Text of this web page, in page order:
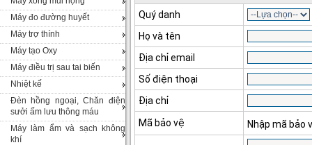
Máy đo đường huyết
Máy trợ thính
Máy tạo Oxy
Máy điều trị sau tai biến
Nhiệt kế
Đèn hồng ngoại, Chăn điện
sưởi ấm lưu thông máu
Máy làm ẩm và sạch không
khí
Quý danh
Họ và tên
Địa chỉ email
Số điện thoại
Địa chỉ
Mã bảo vệ
Nhập mã bảo